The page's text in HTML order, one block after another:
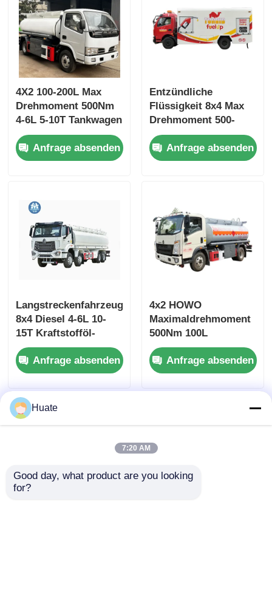
4X2 100-200L Max
Drehmoment 500Nm
4-6L 5-10T Tankwagen
Transportfahrzeug
Anfrage absenden
Entzündliche
Flüssigkeit 8x4 Max
Drehmoment 500-
1000Nm Heizöl-
Tankwagen
Transportfahrzeug
Anfrage absenden
Langstreckenfahrzeug
8x4 Diesel 4-6L 10-
15T Kraftstofföl-
Tanker Lastwagen
Güterkraftfahrzeug
Anfrage absenden
4x2 HOWO
Maximaldrehmoment
500Nm 100L
Kraftstoffbehälter Öl
Kraftstoffölbehälter
Lastwagen
Transportfahrzeug
Anfrage absenden
Huate
7:20 AM
Good day, what product are you looking
for?